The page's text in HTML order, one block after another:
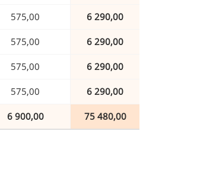
575,00 6 290,00
575,00 6 290,00
575,00 6 290,00
575,00 6 290,00
6 900,00 75 480,00